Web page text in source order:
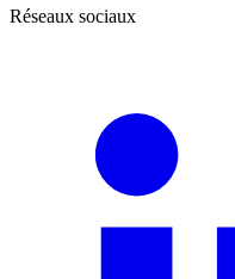
Réseaux sociaux